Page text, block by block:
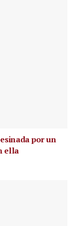
por un
ella